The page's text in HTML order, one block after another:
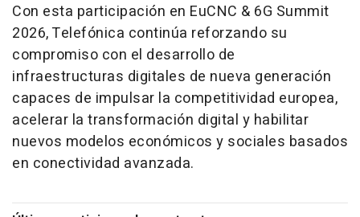
Con esta participación en EuCNC & 6G Summit
2026, Telefónica continúa reforzando su
compromiso con el desarrollo de
infraestructuras digitales de nueva generación
capaces de impulsar la competitividad europea,
acelerar la transformación digital y habilitar
nuevos modelos económicos y sociales basados
en conectividad avanzada.